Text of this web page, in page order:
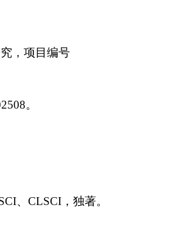
，项目编号
。
、CLSCI，独著。